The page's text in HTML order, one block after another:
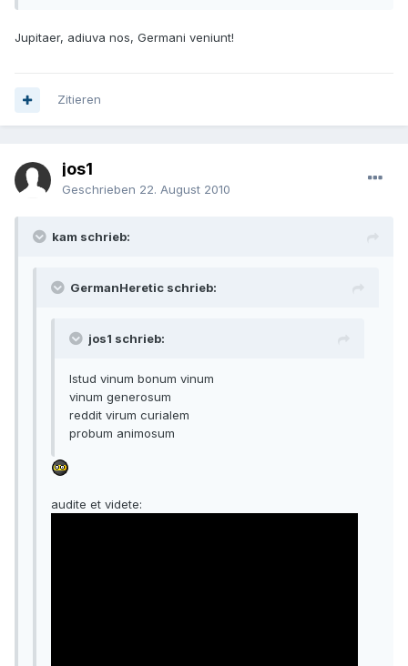
Jupitaer, adiuva nos, Germani veniunt!
Zitieren
jos1
Geschrieben 22. August 2010
kam schrieb:
GermanHeretic schrieb:
jos1 schrieb:
Istud vinum bonum vinum
vinum generosum
reddit virum curialem
probum animosum
audite et videte: